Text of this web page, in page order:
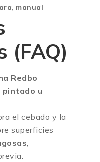
, manual
(FAQ)
Redbo
pintado u
el cebado y la
superficies
,